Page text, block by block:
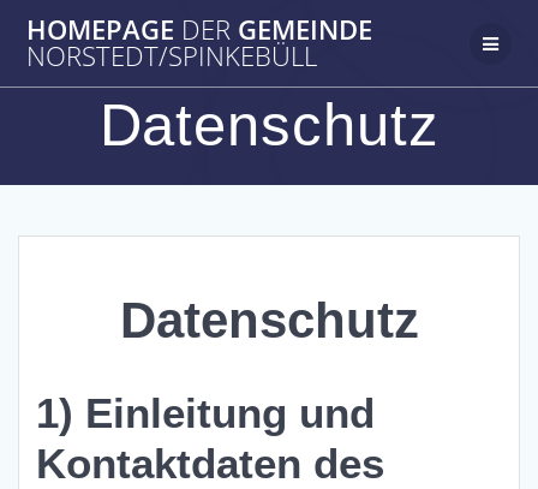
Inhalt
springen
HOMEPAGE DER GEMEINDE
NORSTEDT/SPINKEBÜLL
Datenschutz
Datenschutz
1) Einleitung und
Kontaktdaten des